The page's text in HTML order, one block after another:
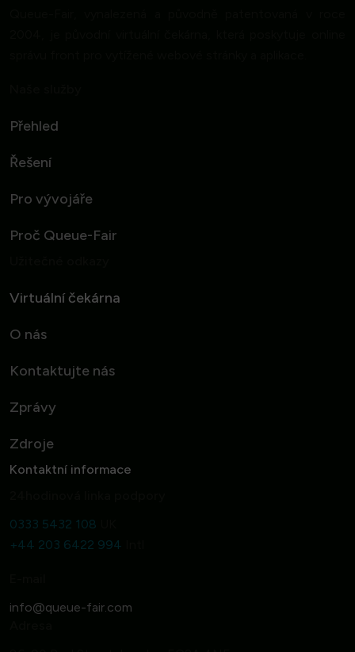
Přehled
Řešení
Pro vývojáře
Proč Queue-Fair
Virtuální čekárna
O nás
Kontaktujte nás
Zprávy
Zdroje
Kontaktní informace
0333 5432 108
+44 203 6422 994